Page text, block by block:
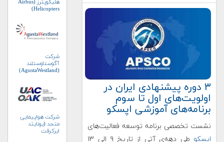
۳ دوره پیشنهادی ایران در
اولویت‌های اول تا سوم
برنامه‌های آموزشی اپسکو
نشست تخصصی برنامه توسعه فعالیت‌های
اپسکو
طی دهه‌ی آتی از تاریخ ۹ الی ۱۳
هلیکوپترز (Airbus
Helicopters)
شرکت
آگوستاوستلند
(AgustaWestland)
شرکت هواپیمایی
متحد (یونایتد
ایرکرفت